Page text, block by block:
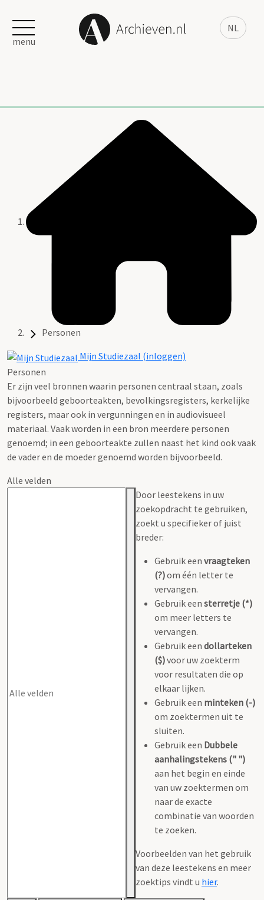
NL
menu
Personen
Mijn Studiezaal (inloggen)
Personen
Er zijn veel bronnen waarin personen centraal staan, zoals
bijvoorbeeld geboorteakten, bevolkingsregisters, kerkelijke
registers, maar ook in vergunningen en in audiovisueel
materiaal. Vaak worden in een bron meerdere personen
genoemd; in een geboorteakte zullen naast het kind ook vaak
de vader en de moeder genoemd worden bijvoorbeeld.
Alle velden
Door leestekens in uw
zoekopdracht te gebruiken,
zoekt u specifieker of juist
breder:
Gebruik een vraagteken
(?)om één letter te
vervangen.
Gebruik een sterretje (*)
om meer letters te
vervangen.
Gebruik een dollarteken
($)voor uw zoekterm
voor resultaten die op
elkaar lijken.
Gebruik een minteken (-)
om zoektermen uit te
sluiten.
Gebruik een Dubbele
aanhalingstekens (" ")
aan het begin en einde
van uw zoektermen om
naar de exacte
combinatie van woorden
te zoeken.
Voorbeelden van het gebruik
van deze leestekens en meer
zoektips vindt u hier.